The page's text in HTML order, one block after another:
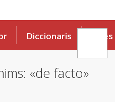
Diccionaris Eines
«de facto»